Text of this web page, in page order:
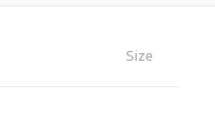
Size